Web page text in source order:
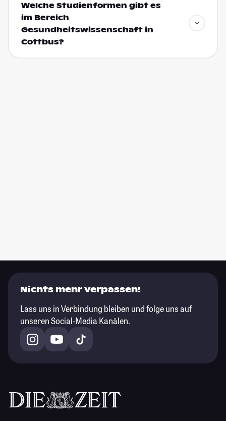
Welche Studienformen gibt es
im Bereich
Gesundheitswissenschaft in
Cottbus?
Nichts mehr verpassen!
Lass uns in Verbindung bleiben und folge uns auf
unseren Social-Media Kanälen.